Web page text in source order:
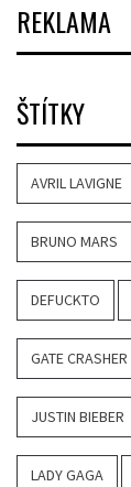
REKLAMA
ŠTÍTKY
AVRIL LAVIGNE
BRUNO MARS
DEFUCKTO
GATE CRASHER
JUSTIN BIEBER
LADY GAGA